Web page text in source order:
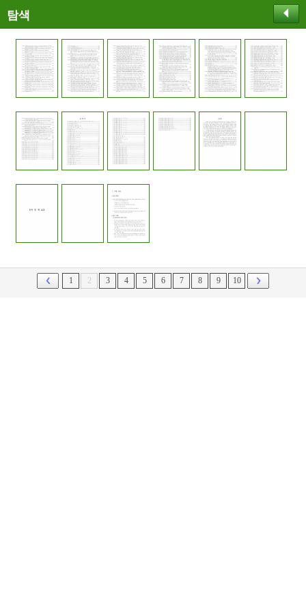
탐색
1 2 3 4 5 6 7 8 9 10